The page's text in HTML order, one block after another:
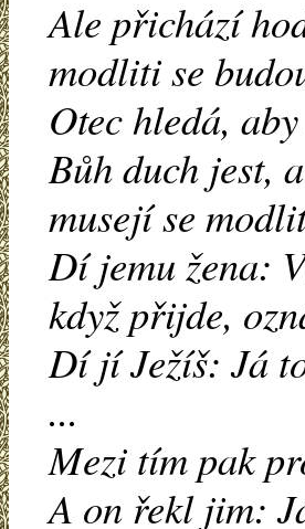
Ale přichází
modliti se
Otec hledá,
Bůh duch jest,
musejí se
Dí jemu žena:
když přijde,
Dí jí Ježíš: Já
...
Mezi tím pak
A on řekl jim: